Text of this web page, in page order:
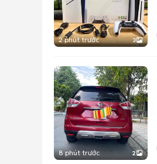
2 phút trước 3
8 phút trước 2